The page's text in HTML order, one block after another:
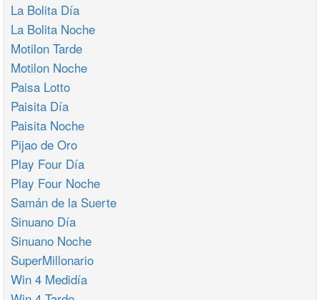
La Bolita Día
La Bolita Noche
Motilon Tarde
Motilon Noche
Paisa Lotto
Paisita Día
Paisita Noche
Pijao de Oro
Play Four Día
Play Four Noche
Samán de la Suerte
Sinuano Día
Sinuano Noche
SuperMillonario
Win 4 Medidía